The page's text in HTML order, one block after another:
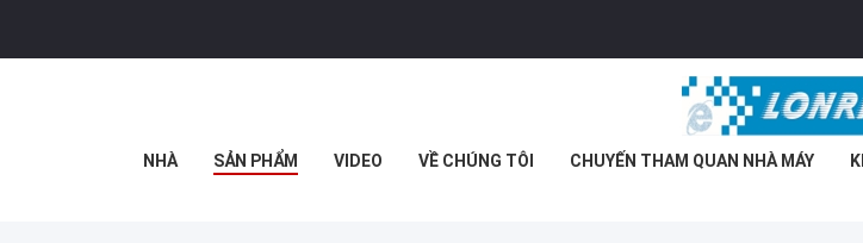
NHÀ SẢN PHẨM VIDEO VỀ CHÚNG TÔI CHUYẾN THAM QUAN NHÀ MÁY